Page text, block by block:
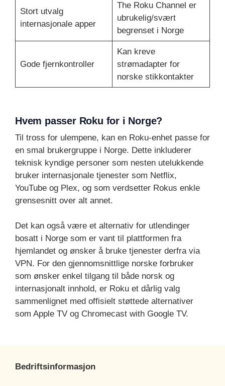
Stort utvalg
internasjonale apper
The Roku Channel er
ubrukelig/svært
begrenset i Norge
Gode fjernkontroller
Kan kreve
strømadapter for
norske stikkontakter
Hvem passer Roku for i Norge?
Til tross for ulempene, kan en Roku-enhet passe for
en smal brukergruppe i Norge. Dette inkluderer
teknisk kyndige personer som nesten utelukkende
bruker internasjonale tjenester som Netflix,
YouTube og Plex, og som verdsetter Rokus enkle
grensesnitt over alt annet.
Det kan også være et alternativ for utlendinger
bosatt i Norge som er vant til plattformen fra
hjemlandet og ønsker å bruke tjenester derfra via
VPN. For den gjennomsnittlige norske forbruker
som ønsker enkel tilgang til både norsk og
internasjonalt innhold, er Roku et dårlig valg
sammenlignet med offisielt støttede alternativer
som Apple TV og Chromecast with Google TV.
Bedriftsinformasjon